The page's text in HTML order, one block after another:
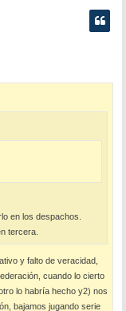
en los despachos.
tercera.
y falto de veracidad,
cuando lo cierto
lo habría hecho y2) nos
bajamos jugando serie